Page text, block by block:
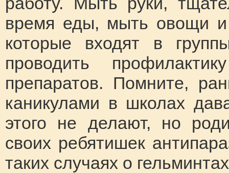
время еды, мыть овощи
которые входят в
проводить
препаратов. Помните,
каникулами в школах
этого не делают, но
своих ребятишек
таких случаях о